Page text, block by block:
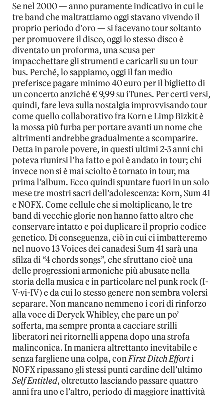
Se nel 2000 — anno puramente indicativo in cui le
tre band che maltrattiamo oggi stavano vivendo il
proprio periodo d’oro — si facevano tour soltanto
per promuovere il disco, oggi lo stesso disco è
diventato un proforma, una scusa per
impacchettare gli strumenti e caricarli su un tour
bus. Perché, lo sappiamo, oggi il fan medio
preferisce pagare minimo 40 euro per il biglietto di
un concerto anziché € 9,99 su iTunes. Per certi versi,
quindi, fare leva sulla nostalgia improvvisando tour
come quello collaborativo fra Korn e Limp Bizkit è
la mossa più furba per portare avanti un nome che
altrimenti andrebbe gradualmente a scomparire.
Detta in parole povere, in questi ultimi 2-3 anni chi
poteva riunirsi l’ha fatto e poi è andato in tour; chi
invece non si è mai sciolto è tornato in tour, ma
prima l’album. Ecco quindi spuntare fuori in un solo
mese tre mostri sacri dell’adolescenza: Korn, Sum 41
e NOFX. Come cellule che si moltiplicano, le tre
band di vecchie glorie non hanno fatto altro che
conservare intatto e poi duplicare il proprio codice
genetico. Di conseguenza, ciò in cui ci imbatteremo
nel nuovo 13 Voices dei canadesi Sum 41 sarà una
sfilza di “4 chords songs”, che sfruttano cioè una
delle progressioni armoniche più abusate nella
storia della musica e in particolare nel punk rock (I-
V-vi-IV) e da cui lo stesso genere non sembra volersi
separare. Non mancano nemmeno i cori di rinforzo
alla voce di Deryck Whibley, che pare un po’
sofferta, ma sempre pronta a cacciare strilli
liberatori nei ritornelli appena dopo una strofa
malinconica. In maniera altrettanto inevitabile e
senza fargliene una colpa, conFirst Ditch Efforti
NOFX ripassano gli stessi punti cardine dell’ultimo
Self Entitled, oltretutto lasciando passare quattro
anni fra uno e l’altro, periodo di maggiore inattività